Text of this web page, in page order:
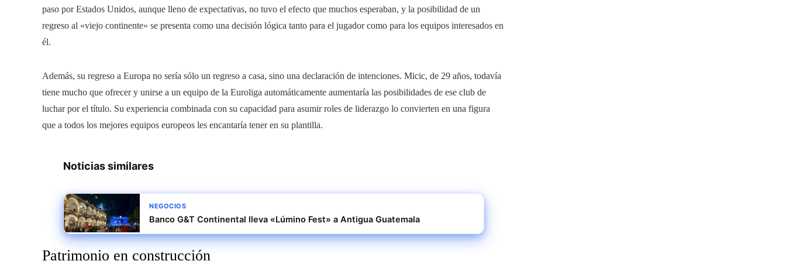
paso por Estados Unidos, aunque lleno de expectativas, no tuvo el efecto que muchos esperaban, y la posibilidad de un
regreso al «viejo continente» se presenta como una decisión lógica tanto para el jugador como para los equipos interesados ​​en
él.
Además, su regreso a Europa no sería sólo un regreso a casa, sino una declaración de intenciones. Micic, de 29 años, todavía
tiene mucho que ofrecer y unirse a un equipo de la Euroliga automáticamente aumentaría las posibilidades de ese club de
luchar por el título. Su experiencia combinada con su capacidad para asumir roles de liderazgo lo convierten en una figura
que a todos los mejores equipos europeos les encantaría tener en su plantilla.
Noticias similares
NEGOCIOS
Banco G&T Continental lleva «Lúmino Fest» a Antigua Guatemala
Patrimonio en construcción